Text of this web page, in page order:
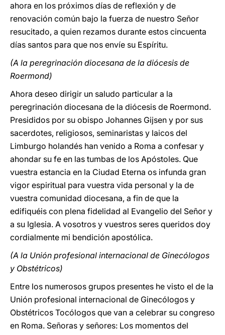
ahora en los próximos días de reflexión y de
renovación común bajo la fuerza de nuestro Señor
resucitado, a quien rezamos durante estos cincuenta
días santos para que nos envíe su Espíritu.
(A la peregrinación diocesana de la diócesis de
Roermond)
Ahora deseo dirigir un saludo particular a la
peregrinación diocesana de la diócesis de Roermond.
Presididos por su obispo Johannes Gijsen y por sus
sacerdotes, religiosos, seminaristas y laicos del
Limburgo holandés han venido a Roma a confesar y
ahondar su fe en las tumbas de los Apóstoles. Que
vuestra estancia en la Ciudad Eterna os infunda gran
vigor espiritual para vuestra vida personal y la de
vuestra comunidad diocesana, a fin de que la
edifiquéis con plena fidelidad al Evangelio del Señor y
a su Iglesia. A vosotros y vuestros seres queridos doy
cordialmente mi bendición apostólica.
(A la Unión profesional internacional de Ginecólogos
y Obstétricos)
Entre los numerosos grupos presentes he visto el de la
Unión profesional internacional de Ginecólogos y
Obstétricos Tocólogos que van a celebrar su congreso
en Roma. Señoras y señores: Los momentos del